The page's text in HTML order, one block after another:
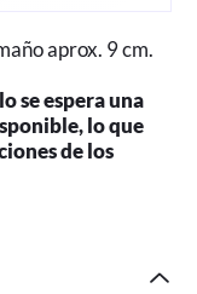
aprox. 9 cm.
se espera una
lo que
de los